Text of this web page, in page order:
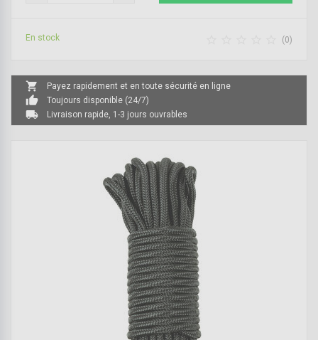
En stock (0)
shopping_cart Payez rapidement et en toute sécurité en ligne
thumb_up Toujours disponible (24/7)
local_shipping Livraison rapide, 1-3 jours ouvrables